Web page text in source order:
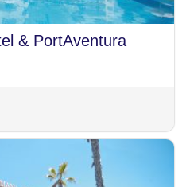
& PortAventura